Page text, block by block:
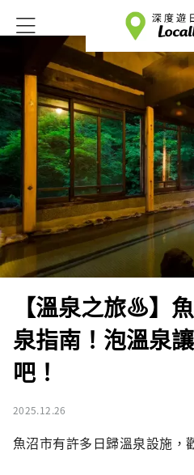
【溫泉之旅♨️】
泉指南！泡溫泉
吧！
2025.12.26
魚沼市有許多日歸溫泉設施，